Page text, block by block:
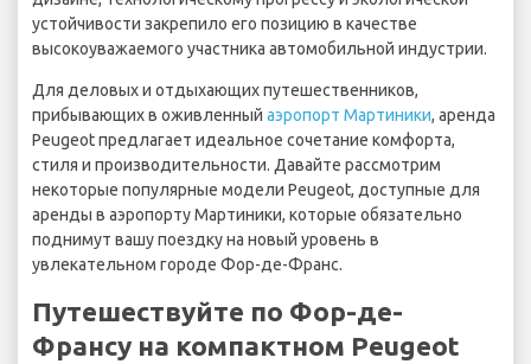
устойчивости закрепило его позицию в качестве
высокоуважаемого участника автомобильной индустрии.
Для деловых и отдыхающих путешественников,
прибывающих в оживленный аэропорт Мартиники, аренда
Peugeot предлагает идеальное сочетание комфорта,
стиля и производительности. Давайте рассмотрим
некоторые популярные модели Peugeot, доступные для
аренды в аэропорту Мартиники, которые обязательно
поднимут вашу поездку на новый уровень в
увлекательном городе Фор-де-Франс.
Путешествуйте по Фор-де-
Франсу на компактном Peugeot